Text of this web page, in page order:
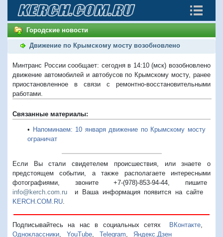
Городские новости
Движение по Крымскому мосту возобновлено
Минтранс России сообщает: сегодня в 14:10 (мск) возобновлено
движение автомобилей и автобусов по Крымскому мосту, ранее
приостановленное в связи с ремонтно-восстановительными
работами.
Связанные материалы:
• Напоминаем: 10 января движение по Крымскому мосту
ограничат
Если Вы стали свидетелем происшествия, или знаете о
предстоящем событии, а также располагаете интересными
фотографиями, звоните +7-(978)-853-94-44, пишите
info@kerch.com.ru и Ваша информация появится на сайте
KERCH.COM.RU
Подписывайтесь на нас в социальных сетях ВКонтакте,
Одноклассники
YouTube Telegram Яндекс.Дзен